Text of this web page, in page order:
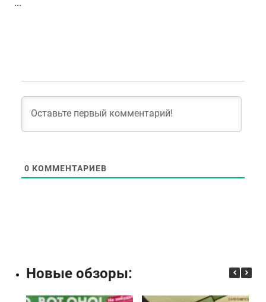
0 КОММЕНТАРИЕВ
Новые обзоры: